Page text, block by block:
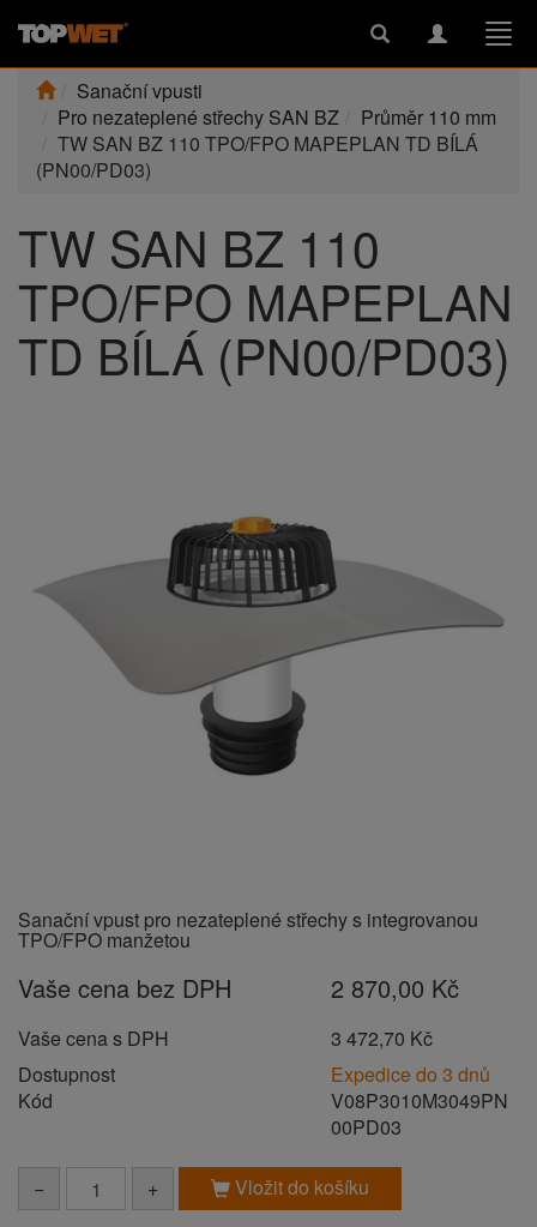
Toggle
Toggle
Sanační vpusti
Pro nezateplené střechy SAN BZ
Průměr 110 mm
TW SAN BZ 110 TPO/FPO MAPEPLAN TD BÍLÁ
(PN00/PD03)
TW SAN BZ 110
TPO/FPO MAPEPLAN
TD BÍLÁ (PN00/PD03)
Sanační vpust pro nezateplené střechy s integrovanou
TPO/FPO manžetou
Vaše cena bez DPH 2 870,00 Kč
Vaše cena s DPH
3 472,70 Kč
Dostupnost
Expedice do 3 dnů
Kód
V08P3010M3049PN
00PD03
− + Vložit do košíku